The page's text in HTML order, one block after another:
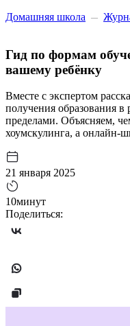
Домашняя школа
Гид по формам
вашему ребёнку
Вместе с экспертом
получения образования
пределами. Объясняем,
хоумскулинга, а
21 января 2025
10минут
Поделиться: